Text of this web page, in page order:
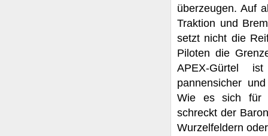
überzeugen. Auf
Traktion und
setzt nicht die
Piloten die
APEX-Gürtel
pannensicher
Wie es sich für
schreckt der
Wurzelfeldern